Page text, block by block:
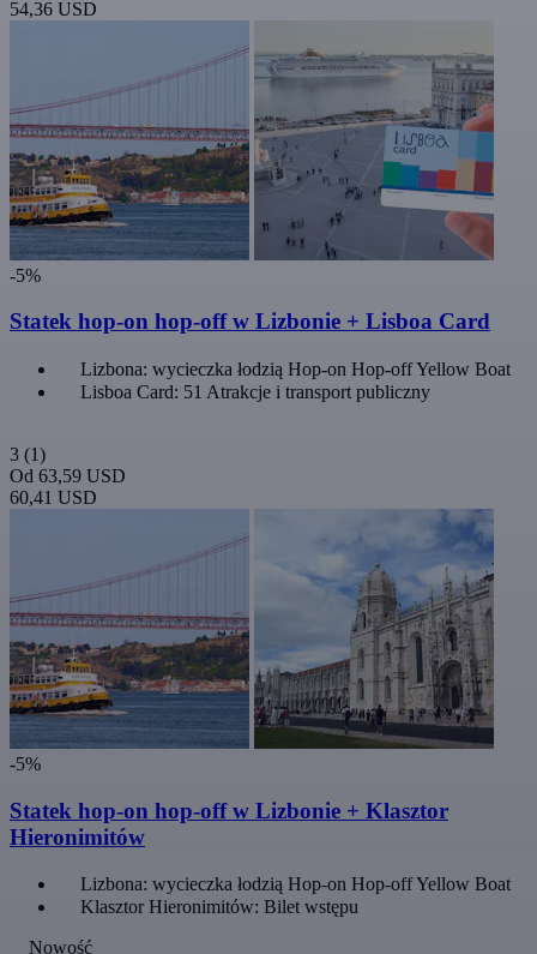
54,36 USD
-5%
Statek hop-on hop-off w Lizbonie + Lisboa Card
Lizbona: wycieczka łodzią Hop-on Hop-off Yellow Boat
Lisboa Card: 51 Atrakcje i transport publiczny
3 (1)
Od 63,59 USD
60,41 USD
-5%
Statek hop-on hop-off w Lizbonie + Klasztor
Hieronimitów
Lizbona: wycieczka łodzią Hop-on Hop-off Yellow Boat
Klasztor Hieronimitów: Bilet wstępu
Nowość